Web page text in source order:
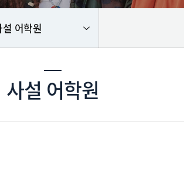
설 어학원
사설 어학원